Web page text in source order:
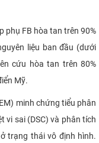
phụ FB hòa tan trên 90%
liệu ban đầu (dưới
cứu hòa tan trên 80%
Mỹ.
minh chứng tiểu phân
vi sai (DSC) và phân tích
trạng thái vô định hình.